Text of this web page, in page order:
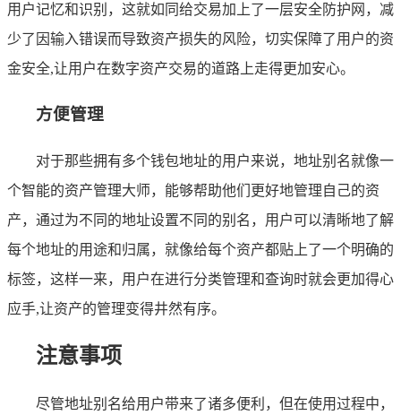
用户记忆和识别，这就如同给交易加上了一层安全防护网，减
少了因输入错误而导致资产损失的风险，切实保障了用户的资
金安全,让用户在数字资产交易的道路上走得更加安心。
方便管理
对于那些拥有多个钱包地址的用户来说，地址别名就像一
个智能的资产管理大师，能够帮助他们更好地管理自己的资
产，通过为不同的地址设置不同的别名，用户可以清晰地了解
每个地址的用途和归属，就像给每个资产都贴上了一个明确的
标签，这样一来，用户在进行分类管理和查询时就会更加得心
应手,让资产的管理变得井然有序。
注意事项
尽管地址别名给用户带来了诸多便利，但在使用过程中，